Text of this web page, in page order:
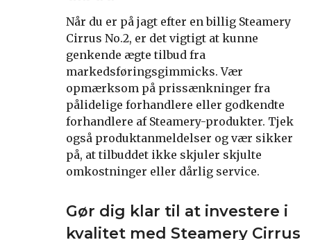
Når du er på jagt efter en billig Steamery
Cirrus No.2, er det vigtigt at kunne
genkende ægte tilbud fra
markedsføringsgimmicks. Vær
opmærksom på prissænkninger fra
pålidelige forhandlere eller godkendte
forhandlere af Steamery-produkter. Tjek
også produktanmeldelser og vær sikker
på, at tilbuddet ikke skjuler skjulte
omkostninger eller dårlig service.
Gør dig klar til at investere i
kvalitet med Steamery Cirrus